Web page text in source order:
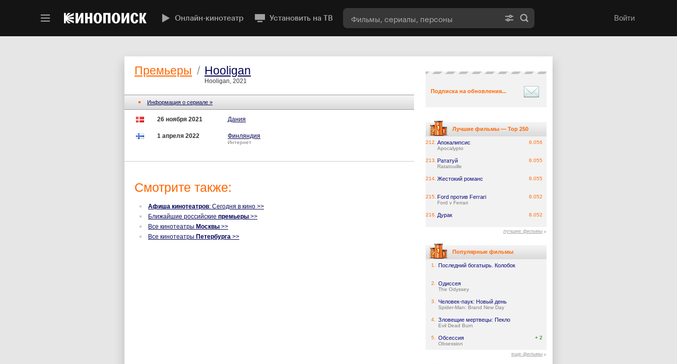
Онлайн-кинотеатр Установить на ТВ Войти
Премьеры / Hooligan
Hooligan, 2021
Информация о сериале »
26 ноября 2021 Дания
1 апреля 2022 Финляндия
Интернет
Смотрите также:
Афиша кинотеатров: Сегодня в кино >>
Ближайшие российские премьеры >>
Все кинотеатры Москвы >>
Все кинотеатры Петербурга >>
Подписка на обновления...
Лучшие фильмы — Top 250
212. Апокалипсис
Apocalypto
8.056
213. Рататуй
Ratatouille
8.055
214. Жестокий романс 8.055
215. Ford против Ferrari
Ford v Ferrari
8.052
216. Дурак 8.052
лучшие фильмы
Популярные фильмы
1. Последний богатырь. Колобок
2. Одиссея
The Odyssey
3. Человек-паук: Новый день
Spider-Man: Brand New Day
4. Зловещие мертвецы: Пекло
Evil Dead Burn
5. Обсессия
Obsession
+ 2
еще фильмы